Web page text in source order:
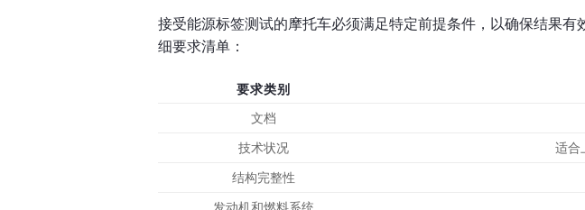
接受能源标签测试的摩托车必须满足特定前提条件，以确保结果
细要求清单：
要求类别
文档
技术状况 适合
结构完整性
发动机和燃料系统